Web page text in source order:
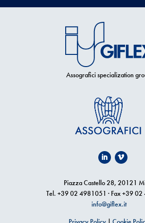
Assografici specialization
Piazza Castello 28, 20121
Tel. +39 02 4981051 · Fax +39
info@giflex.it